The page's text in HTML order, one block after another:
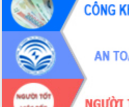
Đắk Lắk ký kết thỏa thuận hợp tác về
chuyển đổi số giai đoạn 2026 – 2030
với Tập đoàn Bưu chính Viễn thông
Việt Nam
Thứ trưởng Bộ Y tế làm việc với tỉnh
Đắk Lắk về phát triển nhân lực y tế
cho trạm y tế cấp xã
Du lịch Đắk Lắk nâng tầm trải nghiệm
du khách thông qua Hệ thống cơ sở dữ
liệu và Bản đồ số